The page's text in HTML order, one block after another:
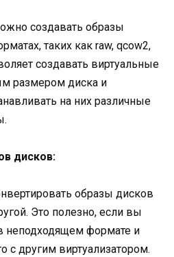
создавать образы
таких как raw, qcow2,
создавать виртуальные
размером диска и
на них различные
дисков:
образы дисков
Это полезно, если вы
неподходящем формате и
с другим виртуализатором.